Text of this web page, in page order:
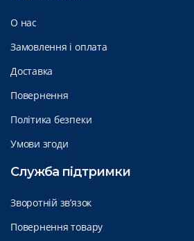
О нас
Замовлення і оплата
Доставка
Повернення
Політика безпеки
Умови згоди
Служба підтримки
Зворотній зв’язок
Повернення товару